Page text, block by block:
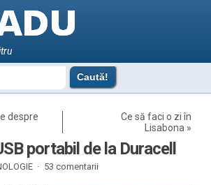
despre
Ce să faci o zi în
Lisabona »
portabil de la Duracell
· 53 comentarii